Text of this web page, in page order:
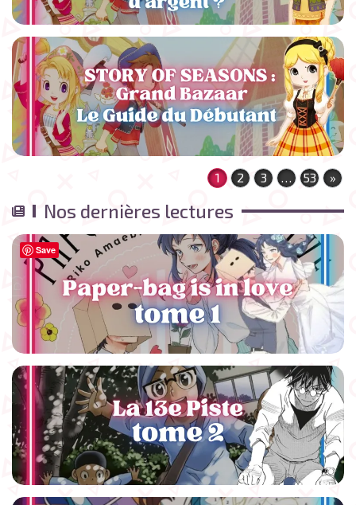
1 2 3 … 53 »
Nos dernières lectures
Save